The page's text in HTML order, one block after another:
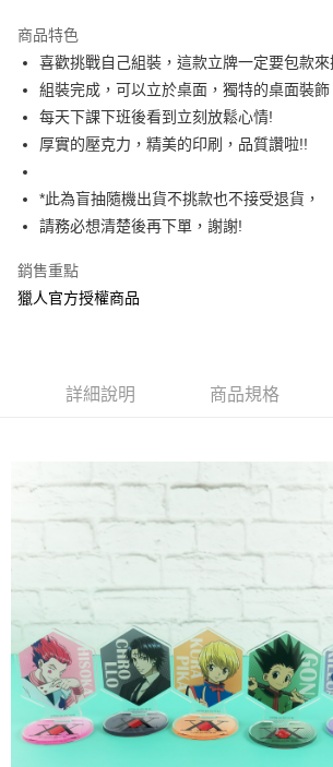
Apple Pay
街口支付
悠遊付
AFTEE先享後付
相關說明
【關於「AFTEE先享後付」】
便利好安心！
１．簡單：不需註冊會員、不需綁卡、不需儲值。
２．便利：只要手機號碼，簡訊認證，即可結帳。
１．於結帳方式選擇「AFTEE先享後付」後，將跳轉
結帳頁面，進行簡訊認證並確認金額後，即可完成結
ATM／網路銀行／等多元方式進行付款，方視為交易
※ 請注意：結帳手續完成當下不需立刻繳費，但若
購買商品的店家。未經商家同意取消之訂單仍視為有
後付繳納相關費用。
※ 交易是否成功請以「AFTEE先享後付 」之結帳頁
是否繳費成功／繳費後需取消欲退款等相關疑問，請
https://
【注意事項】
１．透過由恩沛科技股份有限公司提供之「AFTEE
易，需依本服務之必要範圍內提供個人資料，並將
權轉讓予恩沛科技股份有限公司。
２．關於個人資料處理事宜，請瀏覽以下網址：
https://aftee.tw/terms/#terms3
３．未成年的使用者請事先徵得法定代理人或監護人
運送方式
付款後全家取貨
每筆NT$60，滿NT$499(含以上)免運費
付款後7-11取貨
每筆NT$120，滿NT$499(含以上)免運費
海外宅配
商品特色
喜歡挑戰自己組裝，這款立牌一定要包款來
組裝完成，可以立於桌面，獨特的桌面裝飾
每天下課下班後看到立刻放鬆心情!
厚實的壓克力，精美的印刷，品質讚啦!!
*此為盲抽隨機出貨不挑款也不接受退貨，
請務必想清楚後再下單，謝謝!
銷售重點
獵人官方授權商品
詳細說明 商品規格